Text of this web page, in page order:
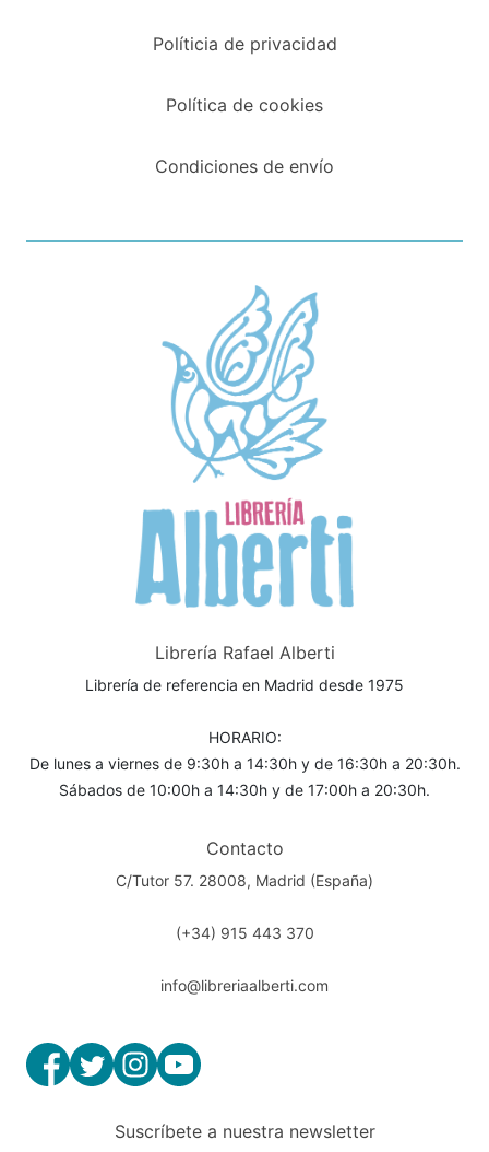
Políticia de privacidad
Política de cookies
Condiciones de envío
Librería Rafael Alberti
Librería de referencia en Madrid desde 1975
HORARIO:
De lunes a viernes de 9:30h a 14:30h y de 16:30h a 20:30h.
Sábados de 10:00h a 14:30h y de 17:00h a 20:30h.
Contacto
C/Tutor 57. 28008, Madrid (España)
(+34) 915 443 370
info@libreriaalberti.com
Suscríbete a nuestra newsletter